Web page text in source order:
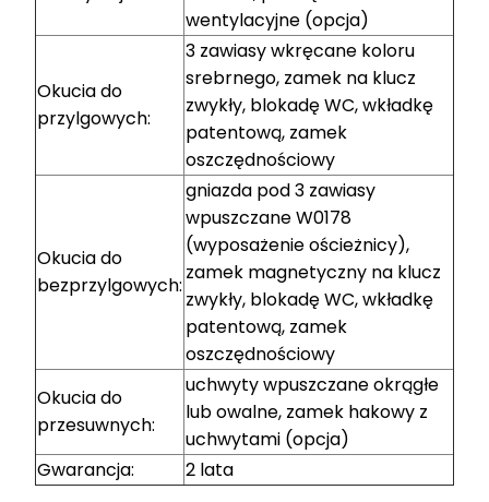
wentylacyjne (opcja)
Okucia do
przylgowych:
3 zawiasy wkręcane koloru
srebrnego, zamek na klucz
zwykły, blokadę WC, wkładkę
patentową, zamek
oszczędnościowy
Okucia do
bezprzylgowych:
gniazda pod 3 zawiasy
wpuszczane W0178
(wyposażenie ościeżnicy),
zamek magnetyczny na klucz
zwykły, blokadę WC, wkładkę
patentową, zamek
oszczędnościowy
Okucia do
przesuwnych:
uchwyty wpuszczane okrągłe
lub owalne, zamek hakowy z
uchwytami (opcja)
Gwarancja:
2 lata